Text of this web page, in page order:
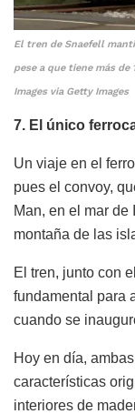
El tren de Snaefell
pese a que tiene más
Images via Getty Images
7. El único
Un viaje en el
pues el convoy,
Man, en el mar
montaña de las
El tren, junto con
fundamental para
cuando se
Hoy en día,
características
interiores de